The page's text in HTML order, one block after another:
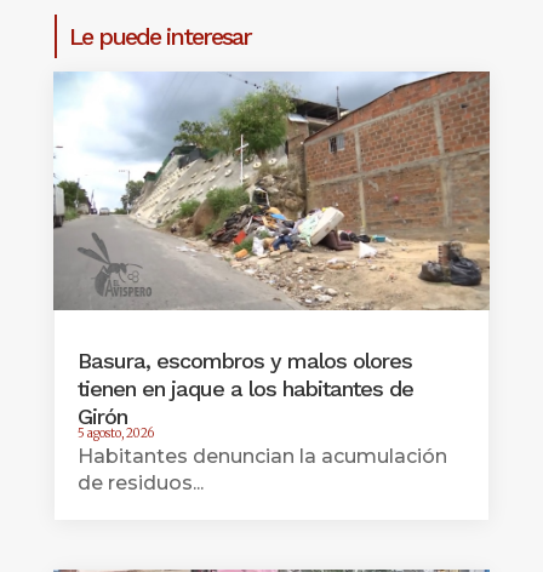
Le puede interesar
Basura, escombros y malos olores
tienen en jaque a los habitantes de
Girón
5 agosto, 2026
Habitantes denuncian la acumulación
de residuos...